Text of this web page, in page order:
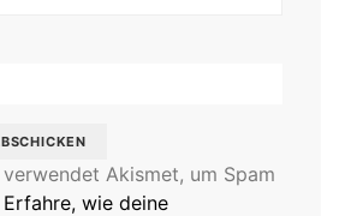
Akismet, um Spam
Erfahre, wie deine